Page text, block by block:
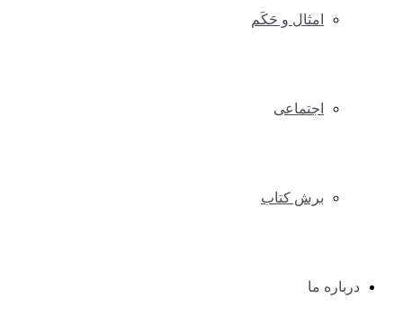
امثال و حَکَم
اجتماعی
برش کتاب
درباره ما